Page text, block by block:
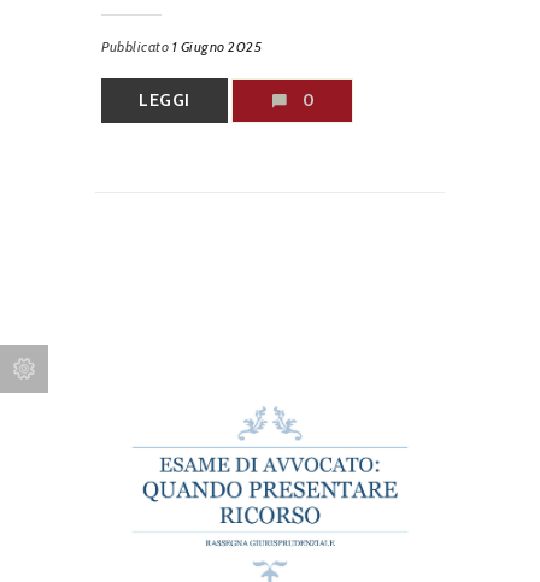
Pubblicato 1 Giugno 2025
LEGGI 0